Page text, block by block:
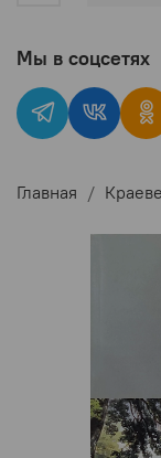
Главная
Мы в соцсетях